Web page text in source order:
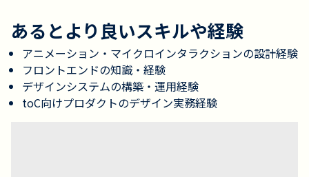
あるとより良いスキルや経験
アニメーション・マイクロインタラクションの設計経験
フロントエンドの知識・経験
デザインシステムの構築・運用経験
toC向けプロダクトのデザイン実務経験